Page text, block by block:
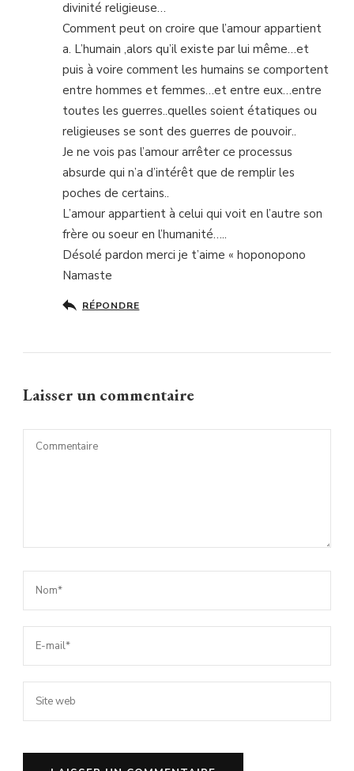
divinité religieuse…
Comment peut on croire que l’amour appartient
a. L’humain ,alors qu’il existe par lui même…et
puis à voire comment les humains se comportent
entre hommes et femmes…et entre eux…entre
toutes les guerres..quelles soient étatiques ou
religieuses se sont des guerres de pouvoir..
Je ne vois pas l’amour arrêter ce processus
absurde qui n’a d’intérêt que de remplir les
poches de certains..
L’amour appartient à celui qui voit en l’autre son
frère ou soeur en l’humanité…..
Désolé pardon merci je t’aime « hoponopono
Namaste
RÉPONDRE
Laisser un commentaire